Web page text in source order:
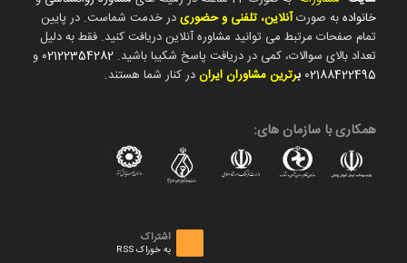
خانوادهبه صورتآنلاین، تلفنی و حضوریدر خدمت شماست. در پایین
تمام صفحات مرتبط می توانید مشاوره آنلاین دریافت کنید. فقط به دلیل
تعداد بالای سوالات، کمی در دریافت پاسخ شکیبا باشید. 02122354282 و
02188422495 برترین مشاوران ایراندر کنار شما هستند.
همکاری با سازمان های:
اشتراک
به خوراک RSS